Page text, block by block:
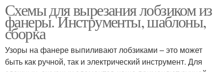
Схемы для вырезания лобзиком из
фанеры. Инструменты, шаблоны,
сборка
Узоры на фанере выпиливают лобзиками – это может
быть как ручной, так и электрический инструмент. Для